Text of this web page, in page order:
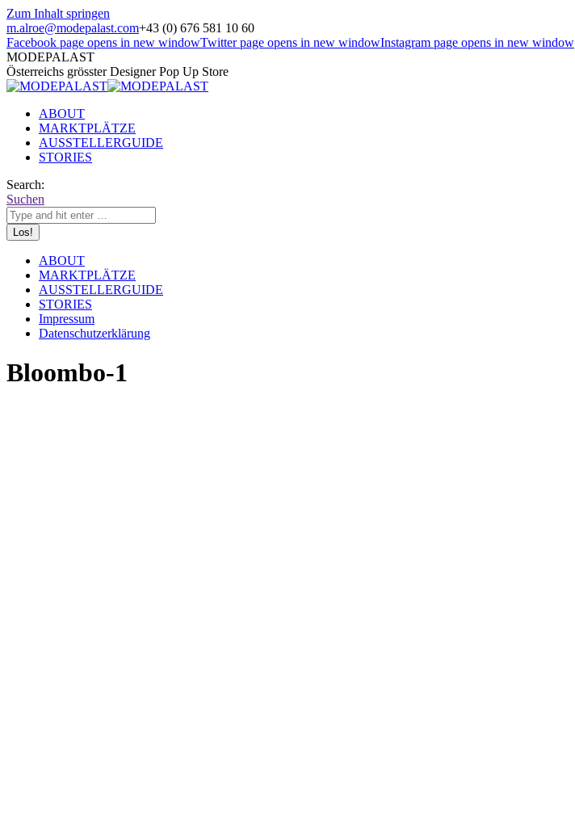
Zum Inhalt springen
m.alroe@modepalast.com+43 (0) 676 581 10 60
Facebook page opens in new windowTwitter page opens in new windowInstagram page opens in new window
MODEPALAST
Österreichs grösster Designer Pop Up Store
ABOUT
MARKTPLÄTZE
AUSSTELLERGUIDE
STORIES
Search:
Suchen
ABOUT
MARKTPLÄTZE
AUSSTELLERGUIDE
STORIES
Impressum
Datenschutzerklärung
Bloombo-1